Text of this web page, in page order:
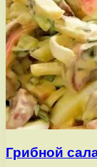
Грибной